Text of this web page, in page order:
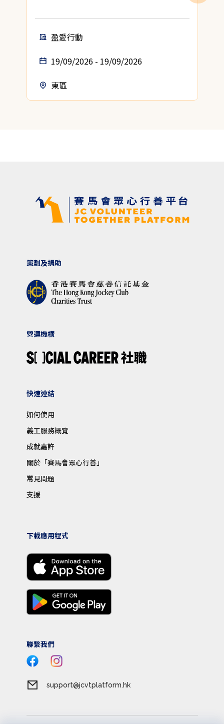
盈愛行動
19/09/2026 - 19/09/2026
東區
策劃及捐助
營運機構
快速連結
如何使用
義工服務概覽
成就嘉許
關於「賽馬會眾心行善」
常見問題
支援
下載應用程式
聯繫我們
support@jcvtplatform.hk